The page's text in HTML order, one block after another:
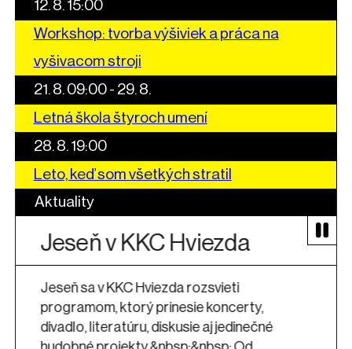
12. 8. 15:00
Workshop: tvorba výšiviek a práca na
vyšivacom stroji
21. 8. 09:00 - 29. 8.
Letná škola štyroch umení
28. 8. 19:00
Leto, keď som všetkých stratil
Aktuality
Koncert oceňovanej
britskej formácie Kiiōtō
feat. Lou Rhodes
rámci Roku Hviezdy 3.0